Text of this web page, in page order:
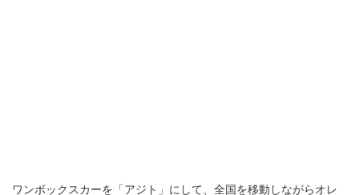
ワンボックスカーを「アジト」にして、全国を移動しながらオレ